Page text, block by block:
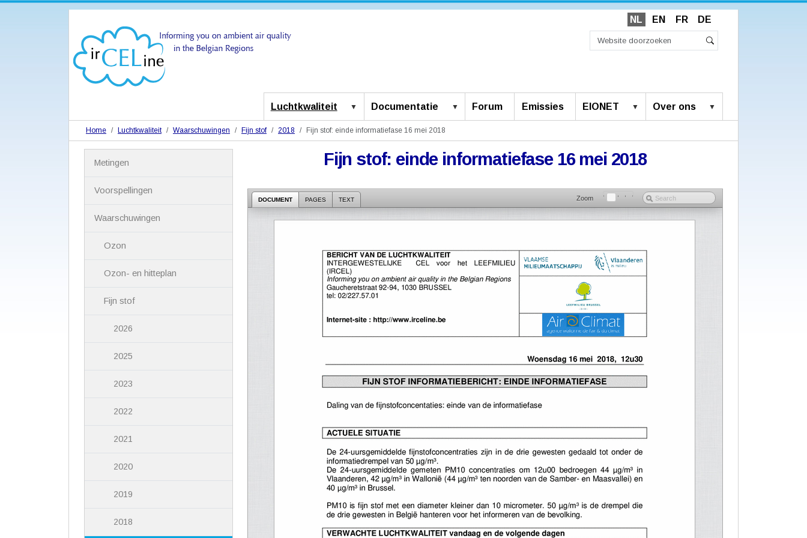
NL EN FR DE
Luchtkwaliteit Documentatie Forum Emissies EIONET Over ons
Home Luchtkwaliteit Waarschuwingen Fijn stof 2018 Fijn stof: einde informatiefase 16 mei 2018
Fijn stof: einde informatiefase 16 mei 2018
DOCUMENT PAGES TEXT Zoom
Metingen
Voorspellingen
Waarschuwingen
Ozon
Ozon- en hitteplan
Fijn stof
2026
2025
2023
2022
2021
2020
2019
2018